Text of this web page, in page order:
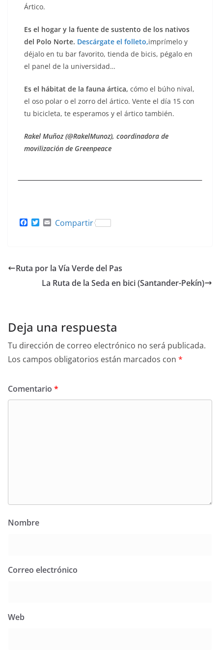
Ártico.
Es el hogar y la fuente de sustento de los nativos
del Polo Norte. Descárgate el folleto,imprímelo y
déjalo en tu bar favorito, tienda de bicis, pégalo en
el panel de la universidad…
Es el hábitat de la fauna ártica, cómo el búho nival,
el oso polar o el zorro del ártico. Vente el día 15 con
tu bicicleta, te esperamos y el ártico también.
Rakel Muñoz (@RakelMunoz), coordinadora de
movilización de Greenpeace
o
T
r
Compartir
Ruta por la Vía Verde del Pas
La Ruta de la Seda en bici (Santander-Pekín)
Deja una respuesta
Tu dirección de correo electrónico no será publicada.
Los campos obligatorios están marcados con *
Comentario *
Nombre
Correo electrónico
Web